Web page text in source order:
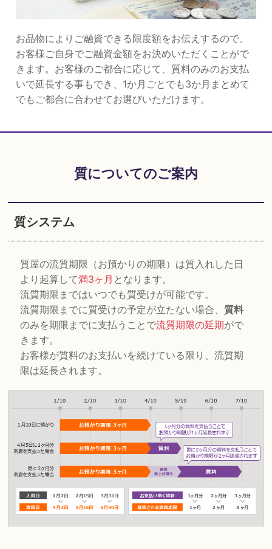
お品物によりご融資できる限度額をお伝えするので、
お客様ご自身でご融資金額をお決めいただくことがで
きます。お客様のご都合に応じて、質料のみのお支払
いで延長する事もでき、1か月ごとでも3か月まとめて
でもご都合に合わせてお選びいただけます。
質についてのご案内
質システム
質屋の流質期限（お預かりの期限）は質入れした日
より起算して満3ヶ月 となります。
流質期限まではいつでも質受けが可能です。
流質期限までに質受けの予定が立たない場合、質料
のみを期限までに支払うことで流質期限の延期がで
きます。
お客様が質料のお支払いを続けている限り、流質期
限は延長されます。